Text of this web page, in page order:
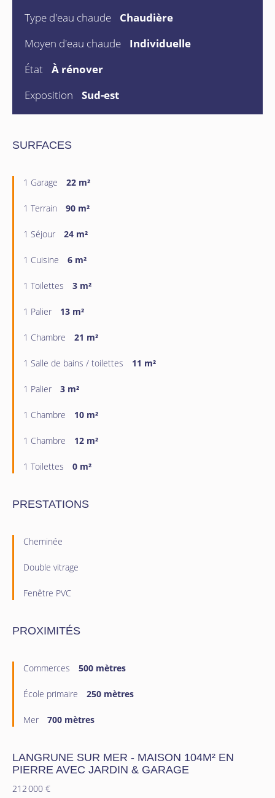
Type d'eau chaude
Chaudière
Moyen d'eau chaude
Individuelle
État
À rénover
Exposition
Sud-est
SURFACES
1 Garage 22 m²
1 Terrain 90 m²
1 Séjour 24 m²
1 Cuisine 6 m²
1 Toilettes 3 m²
1 Palier 13 m²
1 Chambre 21 m²
1 Salle de bains / toilettes 11 m²
1 Palier 3 m²
1 Chambre 10 m²
1 Chambre 12 m²
1 Toilettes 0 m²
PRESTATIONS
Cheminée
Double vitrage
Fenêtre PVC
PROXIMITÉS
Commerces 500 mètres
École primaire 250 mètres
Mer 700 mètres
LANGRUNE SUR MER - MAISON 104M² EN
PIERRE AVEC JARDIN & GARAGE
212 000 €